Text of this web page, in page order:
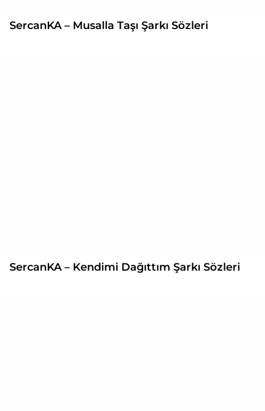
SercanKA – Musalla Taşı Şarkı Sözleri
SercanKA – Kendimi Dağıttım Şarkı Sözleri